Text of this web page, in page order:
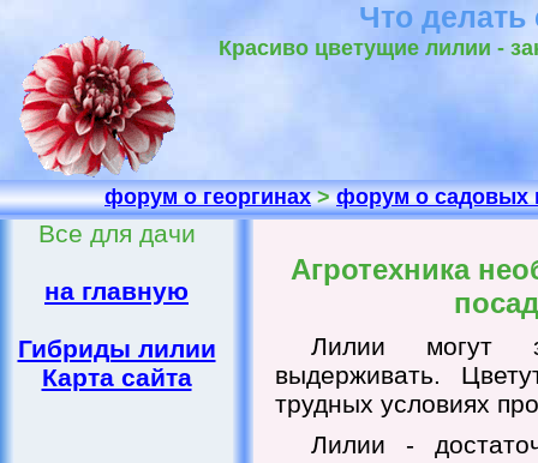
Что делать
Красиво цветущие лилии -
форум о георгинах>форум о садовых
Все для дачи
на главную
Гибриды лилии
Карта сайта
Агротехника
Лилии могут
выдерживать.
трудных условиях
Лилии -